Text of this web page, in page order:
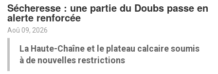
Sécheresse : une partie du Doubs passe en
alerte renforcée
Aoû 09, 2026
La Haute-Chaîne et le plateau calcaire soumis
à de nouvelles restrictions